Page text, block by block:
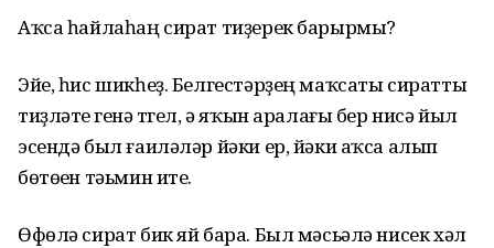
Аҡса һайлаһаң сират тиҙерек барырмы?
Эйе, һис шикһеҙ. Белгестәрҙең маҡсаты сиратты
тиҙләтеү генә түгел, ә яҡын аралағы бер нисә йыл
эсендә был ғаиләләр йәки ер, йәки аҡса алып
бөтөүен тәьмин итеү.
Өфөлә сират бик яй бара. Был мәсьәлә нисек хәл